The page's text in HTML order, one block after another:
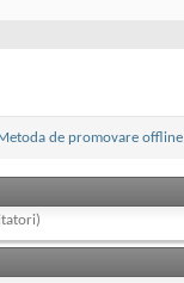
Metoda de promovare offline